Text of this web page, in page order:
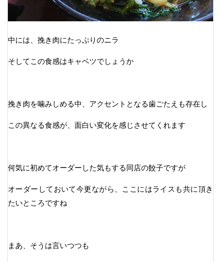
中には、挽き肉にたっぷりのニラ
そしてこの食感はキャベツでしょうか
挽き肉を噛みしめる中、アクセントとなる歯ごたえも存在し
この異なる食感が、面白い変化を感じさせてくれます
何気に初めてオーダーした気もする同店の餃子ですが
オーダーしておいて今更ながら、ここにはライスも共に頂き
たいところですね
まあ、そうは言いつつも